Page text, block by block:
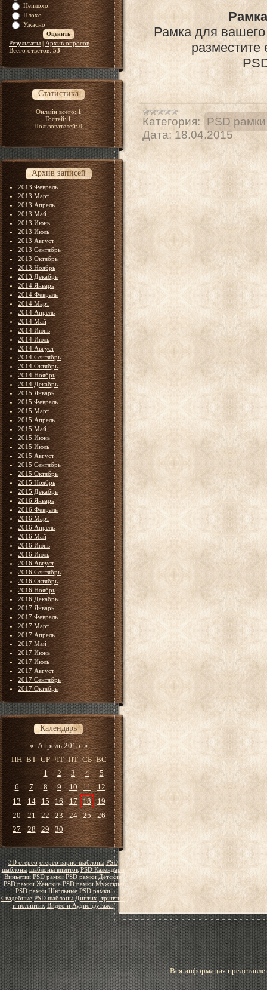
Неплохо
Плохо
Ужасно
Результаты| Архив опросов
Всего ответов:53
Статистика
Онлайн всего:1
Гостей:1
Пользователей:0
Архив записей
2013 Февраль
2013 Март
2013 Апрель
2013 Май
2013 Июнь
2013 Июль
2013 Август
2013 Сентябрь
2013 Октябрь
2013 Ноябрь
2013 Декабрь
2014 Январь
2014 Февраль
2014 Март
2014 Апрель
2014 Май
2014 Июнь
2014 Июль
2014 Август
2014 Сентябрь
2014 Октябрь
2014 Ноябрь
2014 Декабрь
2015 Январь
2015 Февраль
2015 Март
2015 Апрель
2015 Май
2015 Июнь
2015 Июль
2015 Август
2015 Сентябрь
2015 Октябрь
2015 Ноябрь
2015 Декабрь
2016 Январь
2016 Февраль
2016 Март
2016 Апрель
2016 Май
2016 Июнь
2016 Июль
2016 Август
2016 Сентябрь
2016 Октябрь
2016 Ноябрь
2016 Декабрь
2017 Январь
2017 Февраль
2017 Март
2017 Апрель
2017 Май
2017 Июнь
2017 Июль
2017 Август
2017 Сентябрь
2017 Октябрь
Календарь
« Апрель 2015 »
ПН ВТ СР ЧТ ПТ СБ ВС
1
2 3 4
5
6
7 8 9 10 11
12
13
14 15 16 17 18
19
20
21 22 23 24 25
26
27
28 29 30
3D стерео стерео варио шаблоны PSD
шаблоны шаблоны визиток PSD Календари
Виньетки PSD рамки PSD рамки Детские
PSD рамки Женские PSD рамки Мужские
PSD рамки Школьные PSD рамки
Свадебные PSD шаблоны Диптих, триптих
и полиптих Видео и Аудио футажи
Рамка для
Категория:
PSD
Дата: 18.04.2015
Вся информация